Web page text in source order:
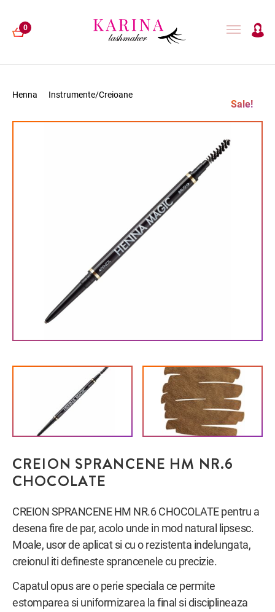
0
Henna Instrumente/Creioane
Sale!
CREION SPRANCENE HM NR.6
CHOCOLATE
CREION SPRANCENE HM NR.6 CHOCOLATE pentru a
desena fire de par, acolo unde in mod natural lipsesc.
Moale, usor de aplicat si cu o rezistenta indelungata,
creionul iti defineste sprancenele cu precizie.
Capatul opus are o perie speciala ce permite
estomparea si uniformizarea la final si disciplineaza